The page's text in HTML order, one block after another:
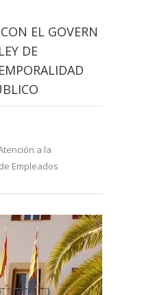
EL GOVERN
DE
a la
Empleados